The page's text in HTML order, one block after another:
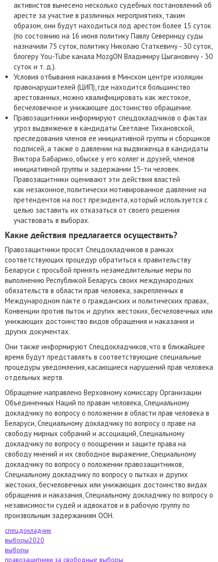
активистов вынесено несколько судебных постановлений об
аресте за участие в различных мероприятиях, таким
образом, они будут находиться под арестом более 15 суток
(по состоянию на 16 июня политику Павлу Северинцу суды
назначили 75 суток, политику Николаю Статкевичу - 30 суток,
блогеру You-Tube канала MozgON Владимиру Цыгановичу - 30
суток и т. д.).
Условия отбывания наказания в Минском центре изоляции
правонарушителей (ЦИП), где находится большинство
арестованных, можно квалифицировать как жестокое,
бесчеловечное и унижающее достоинство обращение.
Правозащитники информируют спецдокладчиков о фактах
угроз выдвиженке в кандидаты Светлане Тихановской,
преследования членов ее инициативной группы и сборщиков
подписей, а также о давлении на выдвиженца в кандидаты
Виктора Бабарико, обыске у его коллег и друзей, членов
инициативной группы и задержании 15-ти человек.
Правозащитники оценивают эти действия властей
как незаконное, политически мотивированное давление на
претендентов на пост президента, который используется с
целью заставить их отказаться от своего решения
участвовать в выборах.
Какие действия предлагается осуществить?
Правозащитники просят Cпецдокладчиков в рамках
соответствующих процедур обратиться к правительству
Беларуси с просьбой принять незамедлительные меры по
выполнению Республикой Беларусь своих международных
обязательств в области прав человека, закрепленных в
Международном пакте о гражданских и политических правах,
Конвенции против пыток и других жестоких, бесчеловечных или
унижающих достоинство видов обращения и наказания и
других документах.
Они также информируют Cпецдокладчиков, что в ближайшее
время будут представлять в соответствующие специальные
процедуры уведомления, касающиеся нарушений прав человека
отдельных жертв.
Обращение направлено Верховному комиссару Организации
Объединенных Наций по правам человека, Специальному
докладчику по вопросу о положении в области прав человека в
Беларуси, Специальному докладчику по вопросу о праве на
свободу мирных собраний и ассоциаций, Специальному
докладчику по вопросу о поощрении и защите права на
свободу мнений и их свободное выражение, Специальному
докладчику по вопросу о положении правозащитников,
Специальному докладчику по вопросу о пытках и других
жестоких, бесчеловечных или унижающих достоинство видах
обращения и наказания, Специальному докладчику по вопросу о
независимости судей и адвокатов и в рабочую группу по
произвольным задержаниям ООН.
спецдокладчик
выборы2020
выборы
правозащитники за свободные выборы